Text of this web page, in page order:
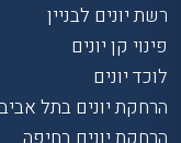
רשת יונים לבניין
פינוי קן יונים
לוכד יונים
הרחקת יונים בתל אביב